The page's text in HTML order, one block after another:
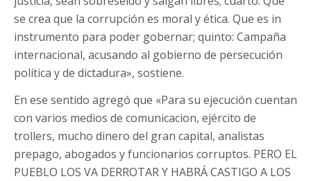
se crea que la corrupción es moral y ética. Que es in
instrumento para poder gobernar; quinto: Campaña
internacional, acusando al gobierno de persecución
política y de dictadura», sostiene.
En ese sentido agregó que «Para su ejecución cuentan
con varios medios de comunicacion, ejército de
trollers, mucho dinero del gran capital, analistas
prepago, abogados y funcionarios corruptos. PERO EL
PUEBLO LOS VA DERROTAR Y HABRÁ CASTIGO A LOS